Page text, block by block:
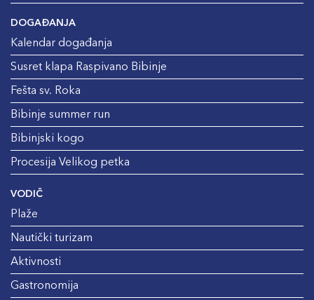
DOGAĐANJA
Kalendar događanja
Susret klapa Raspivano Bibinje
Fešta sv. Roka
Bibinje summer run
Bibinjski kogo
Procesija Velikog petka
VODIČ
Plaže
Nautički turizam
Aktivnosti
Gastronomija